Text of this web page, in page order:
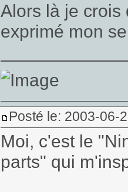
Alors là je crois
exprimé mon
Posté le: 2003-06-
Moi, c'est le
parts" qui